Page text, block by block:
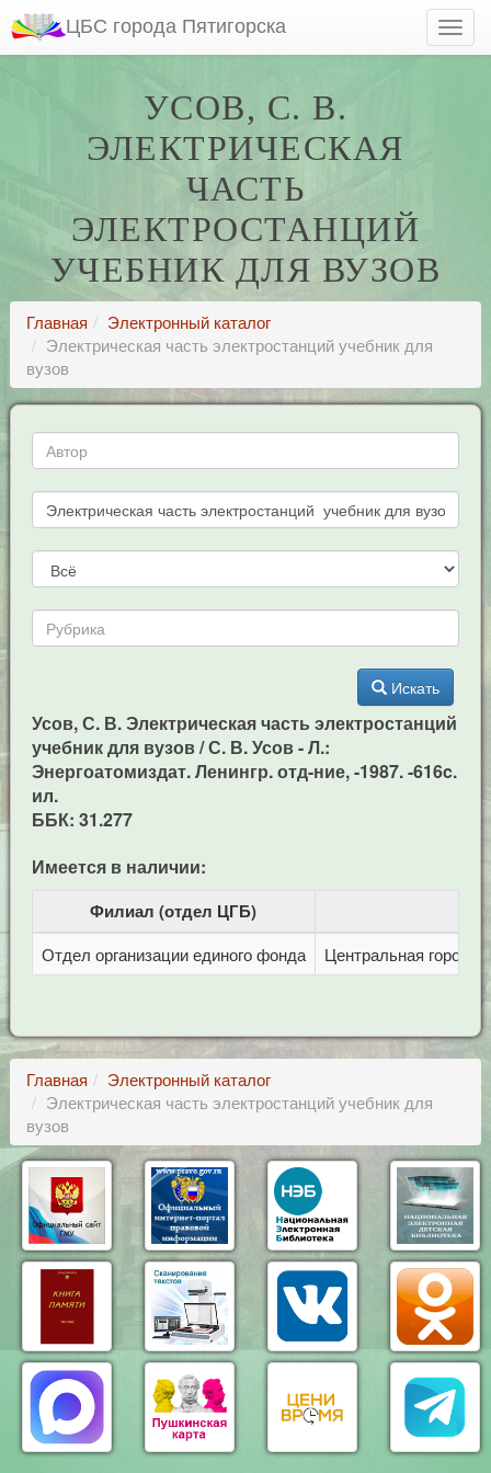
ЦБС города Пятигорска
УСОВ, С. В.
ЭЛЕКТРИЧЕСКАЯ
ЧАСТЬ
ЭЛЕКТРОСТАНЦИЙ
УЧЕБНИК ДЛЯ ВУЗОВ
Главная
Электронный каталог
Электрическая часть электростанций учебник для
вузов
Искать
Усов, С. В. Электрическая часть электростанций
учебник для вузов / С. В. Усов - Л.:
Энергоатомиздат. Ленингр. отд-ние, -1987. -616c.
ил.
ББК: 31.277
Имеется в наличии:
Филиал (отдел ЦГБ)
Отдел организации единого фонда Центральная
Главная
Электронный каталог
Электрическая часть электростанций учебник для
вузов